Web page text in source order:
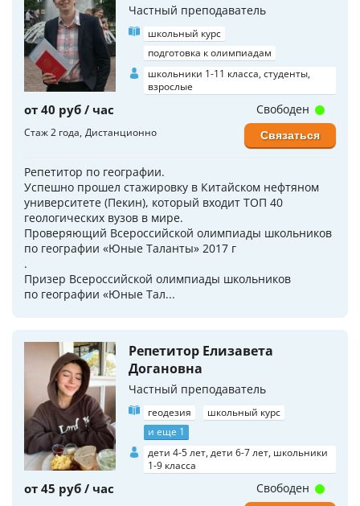
Частный преподаватель
школьный курс
подготовка к олимпиадам
школьники 1-11 класса, студенты,
взрослые
от 40 руб / час
Стаж 2 года Дистанционно
Репетитор по географии.
Успешно прошел стажировку в Китайском нефтяном
университете (Пекин), который входит ТОП 40
геологических вузов в мире.
Проверяющий Всероссийской олимпиады школьников
по географии «Юные Таланты» 2017 г
.
Призер Всероссийской олимпиады школьников
по географии «Юные Тал...
Свободен
Связаться
Репетитор Елизавета
Догановна
Частный преподаватель
геодезия
школьный курс
и еще 1
дети 4-5 лет, дети 6-7 лет, школьники
1-9 класса
от 45 руб / час Свободен